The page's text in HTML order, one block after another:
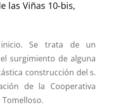
las Viñas 10-bis,
inicio. Se trata de un
surgimiento de alguna
construcción del s.
de la Cooperativa
Tomelloso.